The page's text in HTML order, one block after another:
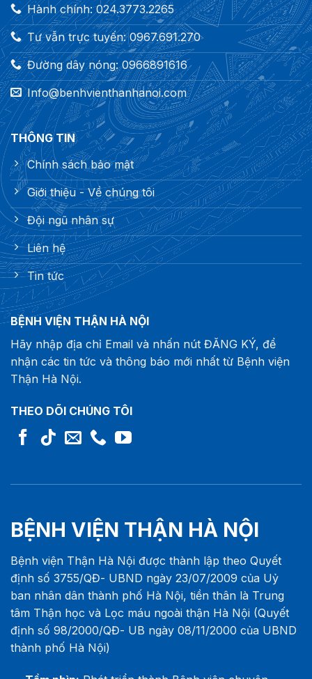
Hành chính: 024.3773.2265
Tư vẫn trực tuyến: 0967.691.270
Đường dây nóng: 0966891616
Info@benhvienthanhanoi.com
THÔNG TIN
Chính sách bảo mật
Giới thiệu - Về chúng tôi
Đội ngũ nhân sự
Liên hệ
Tin tức
BỆNH VIỆN THẬN HÀ NỘI
Hãy nhập địa chỉ Email và nhấn nút ĐĂNG KÝ, để
nhận các tin tức và thông báo mới nhất từ Bệnh viện
Thận Hà Nội.
THEO DÕI CHÚNG TÔI
BỆNH VIỆN THẬN HÀ NỘI
Bệnh viện Thận Hà Nội được thành lập theo Quyết
định số 3755/QĐ- UBND ngày 23/07/2009 của Uỷ
ban nhân dân thành phố Hà Nội, tiền thân là Trung
tâm Thận học và Lọc máu ngoài thận Hà Nội (Quyết
định số 98/2000/QĐ- UB ngày 08/11/2000 của UBND
thành phố Hà Nội)